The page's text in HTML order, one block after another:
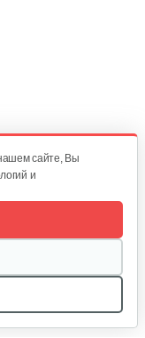
Смотреть
ВC 6712
2T
сайте, Вы
и